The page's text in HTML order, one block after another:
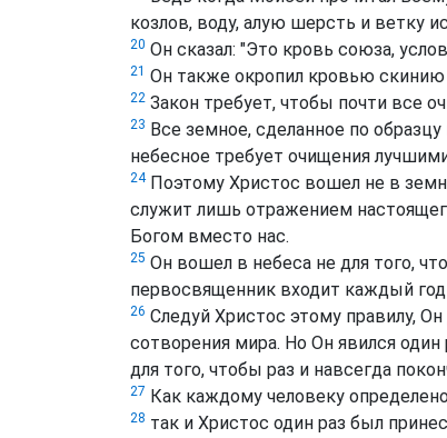
козлов, воду, алую шерсть и ветку
20 Он сказал: "Это кровь союза,
21 Он также окропил кровью
22 Закон требует, чтобы почти все
23 Все земное, сделанное по
небесное требует очищения
24Поэтому Христос вошел не в
служит лишь отражением
Богом вместо нас.
25 Он вошел в небеса не для того,
первосвященник входит каждый
26 Следуй Христос этому правилу,
сотворения мира. Но Он явился
для того, чтобы раз и навсегда
27 Как каждому человеку
28 так и Христос один раз был